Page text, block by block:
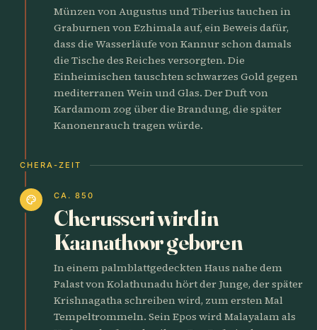
Münzen von Augustus und Tiberius tauchen in
Graburnen von Ezhimala auf, ein Beweis dafür,
dass die Wasserläufe von Kannur schon damals
die Tische des Reiches versorgten. Die
Einheimischen tauschten schwarzes Gold gegen
mediterranen Wein und Glas. Der Duft von
Kardamom zog über die Brandung, die später
Kanonenrauch tragen würde.
CHERA-ZEIT
palette CA. 850
Cherusseri wird in
Kaanathoor geboren
In einem palmblattgedeckten Haus nahe dem
Palast von Kolathunadu hört der Junge, der später
Krishnagatha schreiben wird, zum ersten Mal
Tempeltrommeln. Sein Epos wird Malayalam als